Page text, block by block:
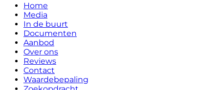
Home
Media
In de buurt
Documenten
Aanbod
Over ons
Reviews
Contact
Waardebepaling